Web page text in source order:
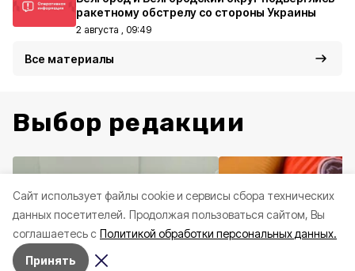
Cайт использует файлы cookie и сервисы сбора технических
данных посетителей. Продолжая пользоваться сайтом, Вы
соглашаетесь с Политикой обработки персональных данных.
Принять
ракетному обстрелу со стороны Украины
2 августа , 09:49
Все материалы
Выбор редакции